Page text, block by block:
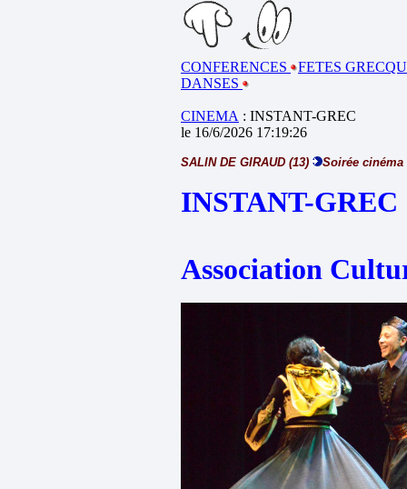
CONFERENCES
FETES
DANSES
CINEMA : INSTANT-GREC
le 16/6/2026 17:19:26
SALIN DE GIRAUD (13) Soirée
INSTANT-GREC
Association